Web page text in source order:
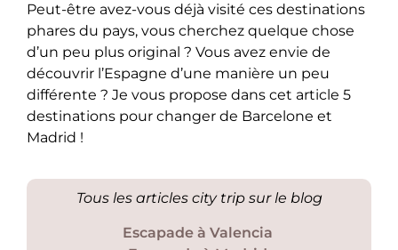
Peut-être avez-vous déjà visité ces destinations
phares du pays, vous cherchez quelque chose
d’un peu plus original ? Vous avez envie de
découvrir l’Espagne d’une manière un peu
différente ? Je vous propose dans cet article 5
destinations pour changer de Barcelone et
Madrid !
Tous les articles city trip sur le blog
Escapade à Valencia